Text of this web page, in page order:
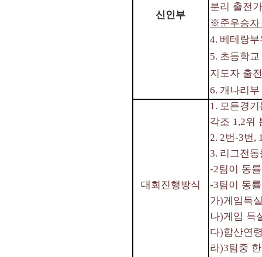
신인부
분리 출전
※준우승
4. 베테랑
5. 초등학
지도자 출
6. 개나리
대회진행방식
1. 모든경
각조 1,2위
2. 2번-3번,
3. 리그전
-2팀이 동
-3팀이 동
가)게임득
나)게임 득
다)합산연
라)3팀중